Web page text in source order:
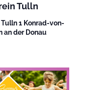
Tulln
1 Konrad-von-
an der Donau